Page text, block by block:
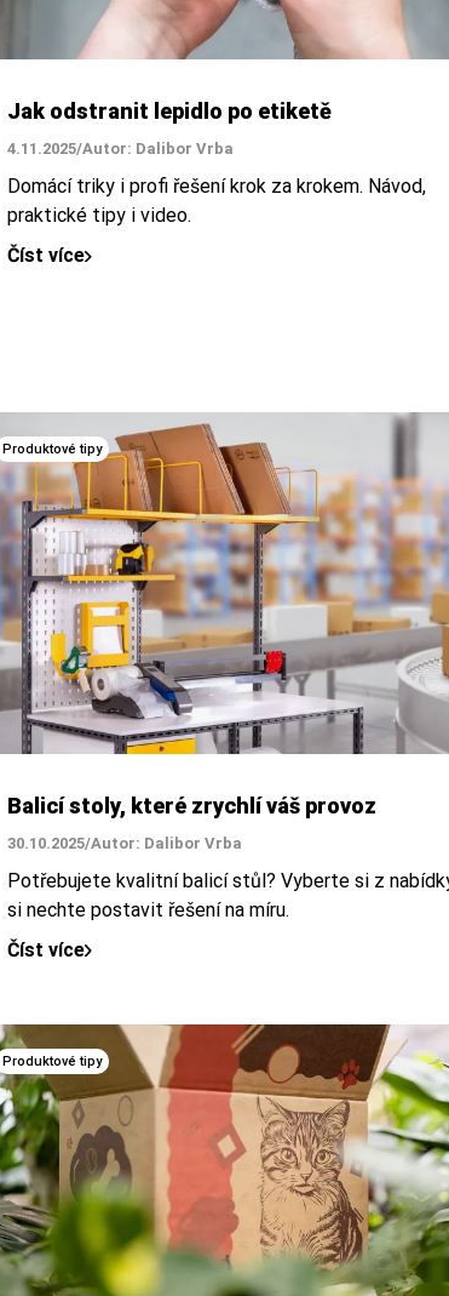
Jak odstranit lepidlo po etiketě
4.11.2025/Autor: Dalibor Vrba
Domácí triky i profi řešení krok za krokem. Návod,
praktické tipy i video.
Číst více
Produktové tipy
Balicí stoly, které zrychlí váš provoz
30.10.2025/Autor: Dalibor Vrba
Potřebujete kvalitní balicí stůl? Vyberte si z
si nechte postavit řešení na míru.
Číst více
Produktové tipy